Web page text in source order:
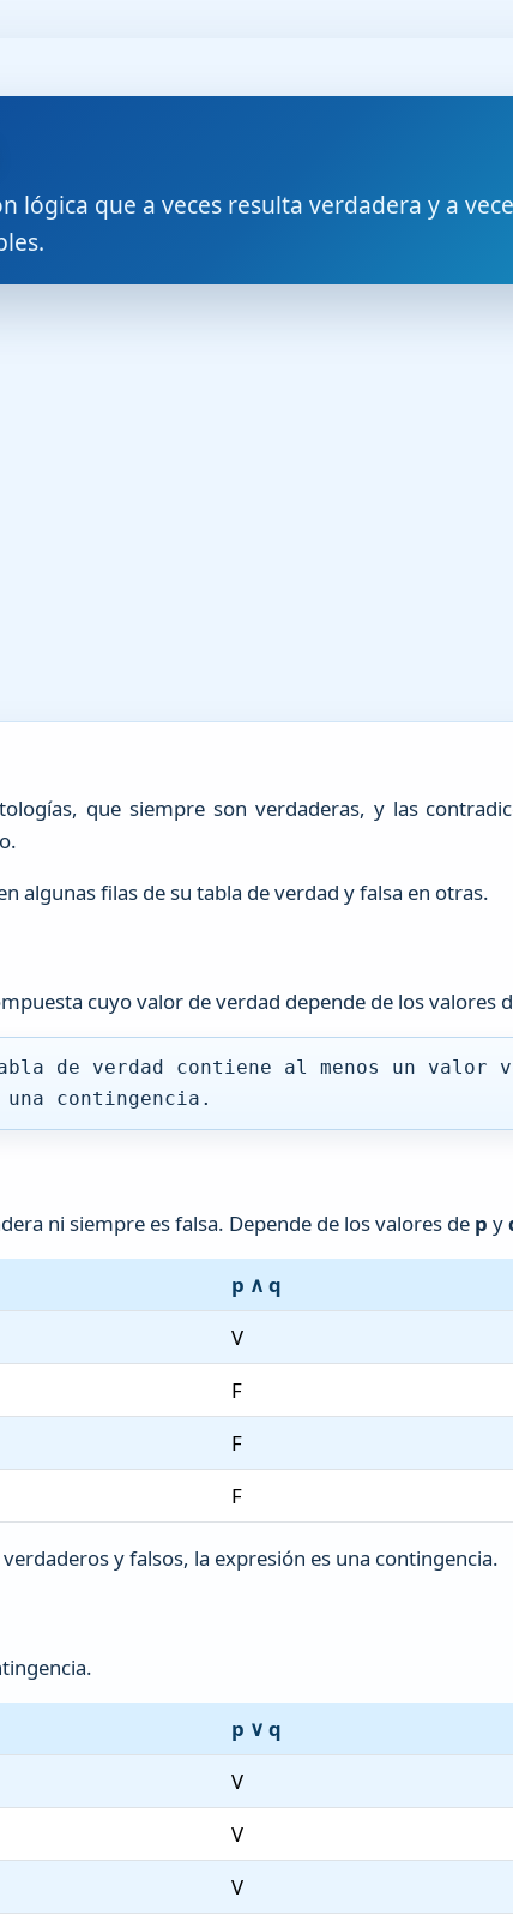
lógica que a veces resulta verdadera y a
que siempre son verdaderas, y las
algunas filas de su tabla de verdad y falsa en otras.
cuyo valor de verdad depende de los valores
de verdad contiene al menos un valor
contingencia.
ni siempre es falsa. Depende de los valores de p y
p ∧ q
V
F
F
F
y falsos, la expresión es una contingencia.
p ∨ q
V
V
V